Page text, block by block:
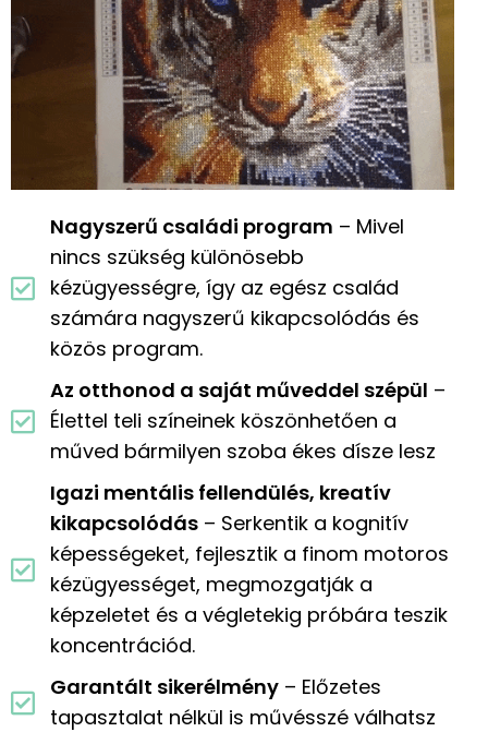
Nagyszerű családi program – Mivel
nincs szükség különösebb
kézügyességre, így az egész család
számára nagyszerű kikapcsolódás és
közös program.
Az otthonod a saját műveddel szépül –
Élettel teli színeinek köszönhetően a
műved bármilyen szoba ékes dísze lesz
Igazi mentális fellendülés, kreatív
kikapcsolódás – Serkentik a kognitív
képességeket, fejlesztik a finom motoros
kézügyességet, megmozgatják a
képzeletet és a végletekig próbára teszik
koncentrációd.
Garantált sikerélmény – Előzetes
tapasztalat nélkül is művésszé válhatsz